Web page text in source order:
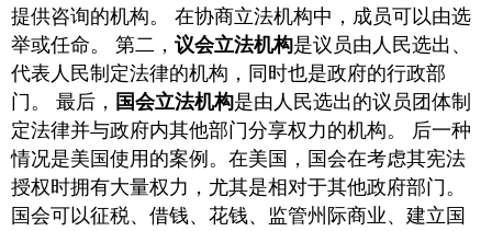
提供咨询的机构。 在协商立法机构中，成员可以由选
举或任命。 第二，议会立法机构是议员由人民选出、
代表人民制定法律的机构，同时也是政府的行政部
门。 最后， 国会立法机构是由人民选出的议员团体制
定法律并与政府内其他部门分享权力的机构。 后一种
情况是美国使用的案例。在美国，国会在考虑其宪法
授权时拥有大量权力，尤其是相对于其他政府部门。
国会可以征税、借钱、花钱、监管州际商业、建立国